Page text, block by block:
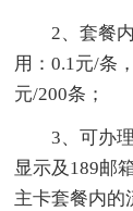
2、套餐
用：0.1元/条
元/200条；
3、可办
显示及189邮
主卡套餐内的